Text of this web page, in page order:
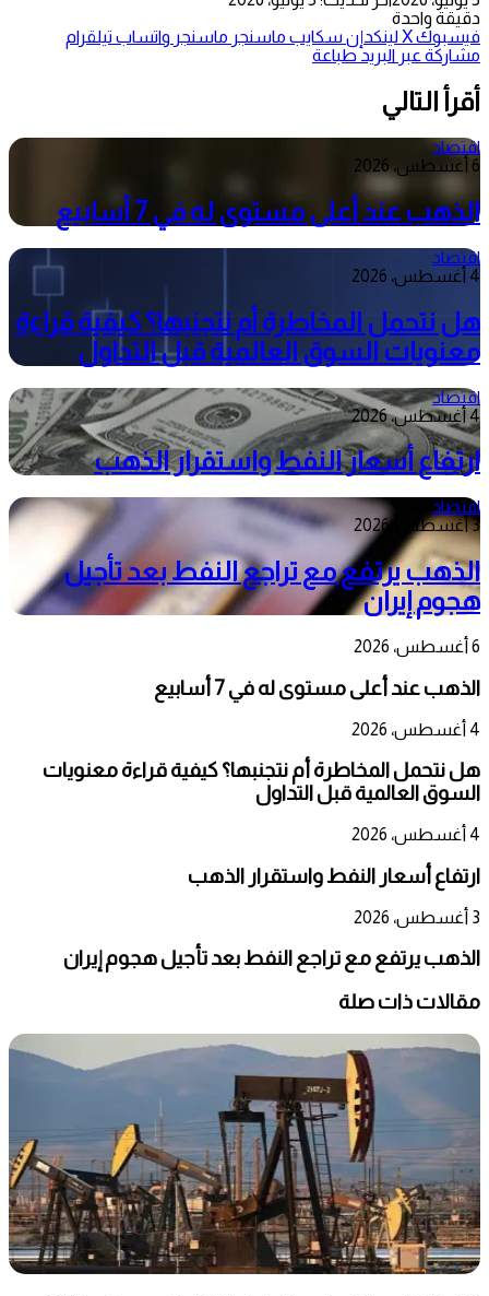
دقيقة واحدة
فيسبوك‫Xلينكدإن سكايب ماسنجر ماسنجر واتساب تيلقرام
مشاركة عبر البريد طباعة
أقرأ التالي
اقتصاد
6 أغسطس، 2026
الذهب عند أعلى مستوى له في 7 أسابيع
اقتصاد
4 أغسطس، 2026
هل نتحمل المخاطرة أم نتجنبها؟ كيفية قراءة
معنويات السوق العالمية قبل التداول
اقتصاد
4 أغسطس، 2026
ارتفاع أسعار النفط واستقرار الذهب
اقتصاد
3 أغسطس، 2026
الذهب يرتفع مع تراجع النفط بعد تأجيل
هجوم إيران
6 أغسطس، 2026
الذهب عند أعلى مستوى له في 7 أسابيع
4 أغسطس، 2026
هل نتحمل المخاطرة أم نتجنبها؟ كيفية قراءة معنويات
السوق العالمية قبل التداول
4 أغسطس، 2026
ارتفاع أسعار النفط واستقرار الذهب
3 أغسطس، 2026
الذهب يرتفع مع تراجع النفط بعد تأجيل هجوم إيران
مقالات ذات صلة